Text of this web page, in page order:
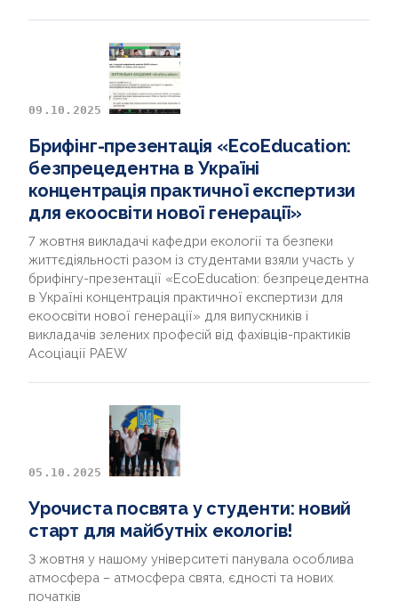
09.10.2025
Брифінг-презентація «EcoEducation:
безпрецедентна в Україні
концентрація практичної експертизи
для екоосвіти нової генерації»
7 жовтня викладачі кафедри екології та безпеки
життєдіяльності разом із студентами взяли участь у
брифінгу-презентації «EcoEducation: безпрецедентна
в Україні концентрація практичної експертизи для
екоосвіти нової генерації» для випускників і
викладачів зелених професій від фахівців-практиків
Асоціації PAEW
05.10.2025
Урочиста посвята у студенти: новий
старт для майбутніх екологів!
3 жовтня у нашому університеті панувала особлива
атмосфера – атмосфера свята, єдності та нових
початків